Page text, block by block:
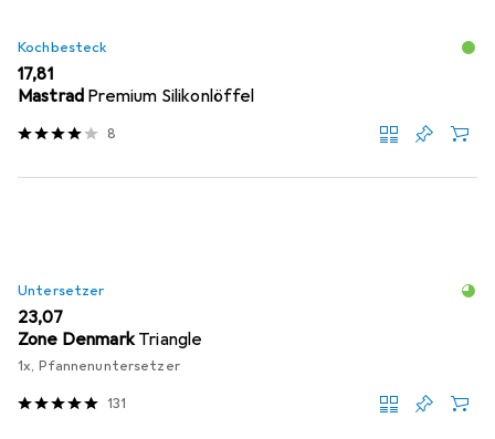
Kochbesteck
EUR
17,81
Mastrad Premium Silikonlöffel
8
Untersetzer
EUR
23,07
Zone Denmark Triangle
1x, Pfannenuntersetzer
131